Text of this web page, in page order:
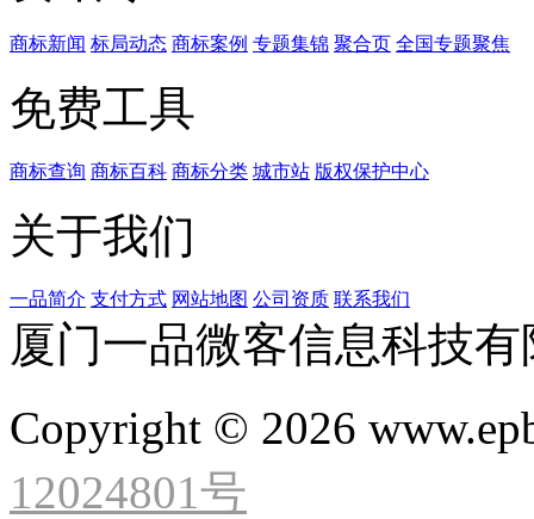
商标新闻 标局动态 商标案例 专题集锦 聚合页 全国专题聚焦
免费工具
商标查询 商标百科 商标分类 城市站 版权保护中心
关于我们
一品简介 支付方式 网站地图 公司资质 联系我们
厦门一品微客信息科技
Copyright © 2026
12024801号